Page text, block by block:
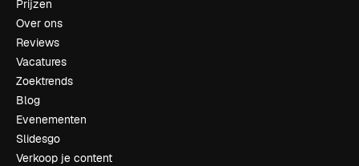
Prijzen
Over ons
Reviews
Vacatures
Zoektrends
Blog
Evenementen
Slidesgo
Verkoop je content